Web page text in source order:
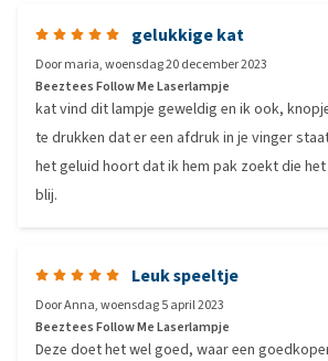
gelukkige kat
Doormaria,woensdag 20 december 2023
Beeztees Follow Me Laserlampje
kat vind dit lampje geweldig en ik ook,
te drukken dat er een afdruk in je vinger
het geluid hoort dat ik hem pak zoekt die
blij.
Leuk speeltje
DoorAnna,woensdag 5 april 2023
Beeztees Follow Me Laserlampje
Deze doet het wel goed, waar een